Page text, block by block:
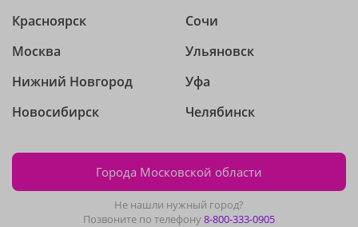
Красноярск
Москва
Нижний Новгород
Новосибирск
Сочи
Ульяновск
Уфа
Челябинск
Города Московской области
Не нашли нужный город?
Позвоните по телефону8-800-333-0905